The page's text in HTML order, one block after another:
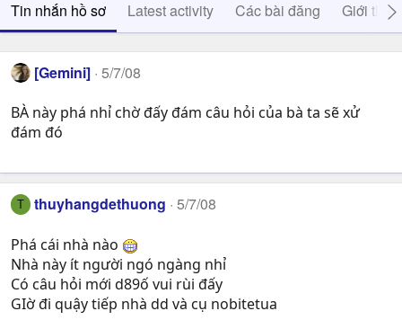
Tin nhắn hồ sơ Latest activity Các bài đăng Giới thiệu
[Gemini] 5/7/08
BÀ này phá nhỉ chờ đấy đám câu hỏi của bà ta sẽ xử
đám đó
T thuyhangdethuong 5/7/08
Phá cái nhà nào
Nhà này ít người ngó ngàng nhỉ
Có câu hỏi mới d89ố vui rùi đấy
GIờ đi quậy tiếp nhà dd và cụ nobitetua